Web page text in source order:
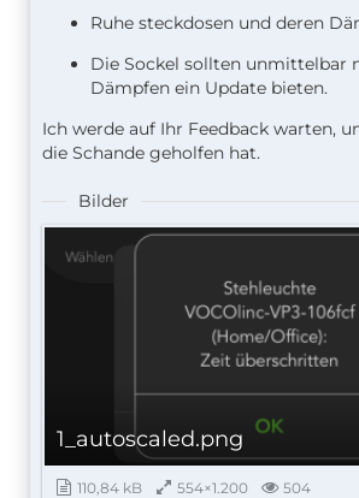
Ruhe steckdosen und deren
Die Sockel sollten unmittelbar
Dämpfen ein Update bieten.
Ich werde auf Ihr Feedback warten,
die Schande geholfen hat.
Bilder
1_autoscaled.png
110,84 kB 554×1.200 504